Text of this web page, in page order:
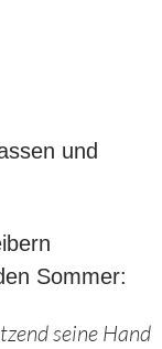
und
Sommer:
seine Hand